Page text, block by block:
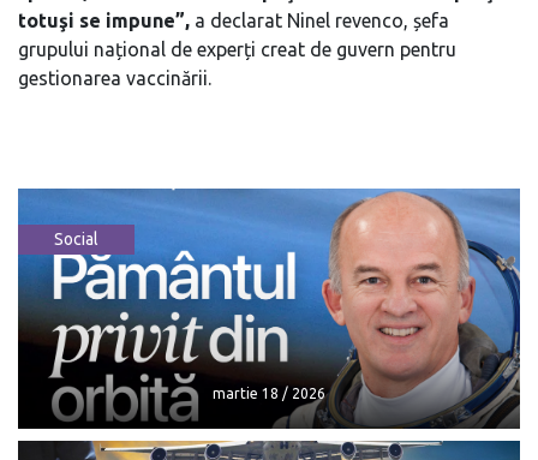
totuşi se impune”, a declarat Ninel revenco, șefa
grupului național de experți creat de guvern pentru
gestionarea vaccinării.
Social
martie 18 / 2026